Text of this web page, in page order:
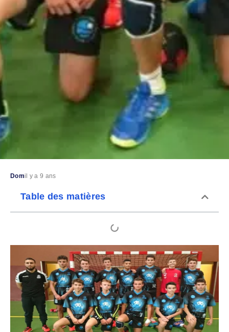
Domil y a 9 ans
Table des matières